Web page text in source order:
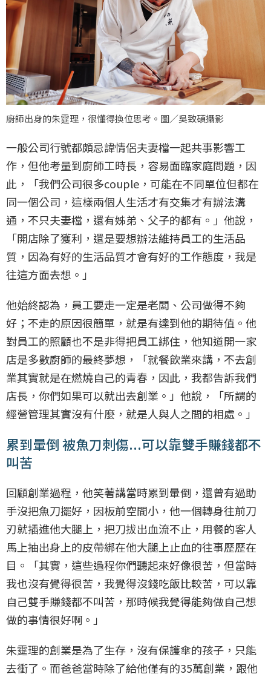
廚師出身的朱𩃀理，很懂得換位思考。圖／吳致碩攝影
一般公司行號都頗忌諱情侶夫妻檔一起共事影響工
作，但他考量到廚師工時長，容易面臨家庭問題，因
此，「我們公司很多couple，可能在不同單位但都在
同一個公司，這樣兩個人生活才有交集才有辦法溝
通，不只夫妻檔，還有姊弟、父子的都有。」他說，
「開店除了獲利，還是要想辦法維持員工的生活品
質，因為有好的生活品質才會有好的工作態度，我是
往這方面去想。」
他始終認為，員工要走一定是老闆、公司做得不夠
好；不走的原因很簡單，就是有達到他的期待值。他
對員工的照顧也不是非得把員工綁住，他知道開一家
店是多數廚師的最終夢想，「就餐飲業來講，不去創
業其實就是在燃燒自己的青春，因此，我都告訴我們
店長，你們如果可以就出去創業。」他說，「所謂的
經營管理其實沒有什麼，就是人與人之間的相處。」
累到暈倒 被魚刀刺傷...可以靠雙手賺錢都不
叫苦
回顧創業過程，他笑著講當時累到暈倒，還曾有過助
手沒把魚刀擺好，因板前空間小，他一個轉身往前刀
刃就插進他大腿上，把刀拔出血流不止，用餐的客人
馬上抽出身上的皮帶綁在他大腿上止血的往事歷歷在
目。「其實，這些過程你們聽起來好像很苦，但當時
我也沒有覺得很苦，我覺得沒錢吃飯比較苦，可以靠
自己雙手賺錢都不叫苦，那時候我覺得能夠做自己想
做的事情很好啊。」
朱𩃀理的創業是為了生存，沒有保護傘的孩子，只能
去衝了。而爸爸當時除了給他僅有的35萬創業，跟他